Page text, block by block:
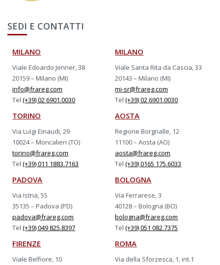
SEDI E CONTATTI
MILANO
Viale Edoardo Jenner, 38
20159 – Milano (MI)
info@frareg.com
Tel(+39) 02 6901.0030
MILANO
Viale Santa Rita da Cascia, 33
20143 – Milano (MI)
mi-sr@frareg.com
Tel(+39) 02 6901.0030
TORINO
Via Luigi Einaudi, 29
10024 – Moncalieri (TO)
torino@frareg.com
Tel(+39) 011 1883.7163
AOSTA
Regione Borgnalle, 12
11100 – Aosta (AO)
aosta@frareg.com
Tel(+39) 0165 175.6033
PADOVA
Via Istria, 55
35135 – Padova (PD)
padova@frareg.com
Tel(+39) 049 825.8397
BOLOGNA
Via Ferrarese, 3
40128 – Bologna (BO)
bologna@frareg.com
Tel(+39) 051 082.7375
FIRENZE
Viale Belfiore, 10
ROMA
Via della Sforzesca, 1, int.1